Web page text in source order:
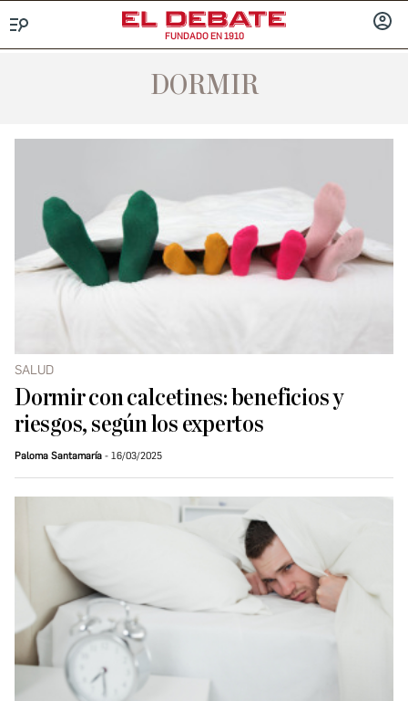
FUNDADO EN 1910
DORMIR
SALUD
Dormir con calcetines: beneficios y
riesgos, según los expertos
Paloma Santamaría 16/03/2025